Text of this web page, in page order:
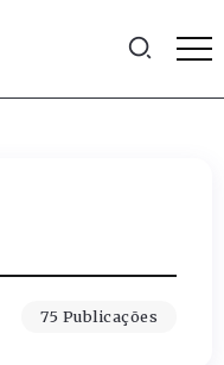
75 Publicações